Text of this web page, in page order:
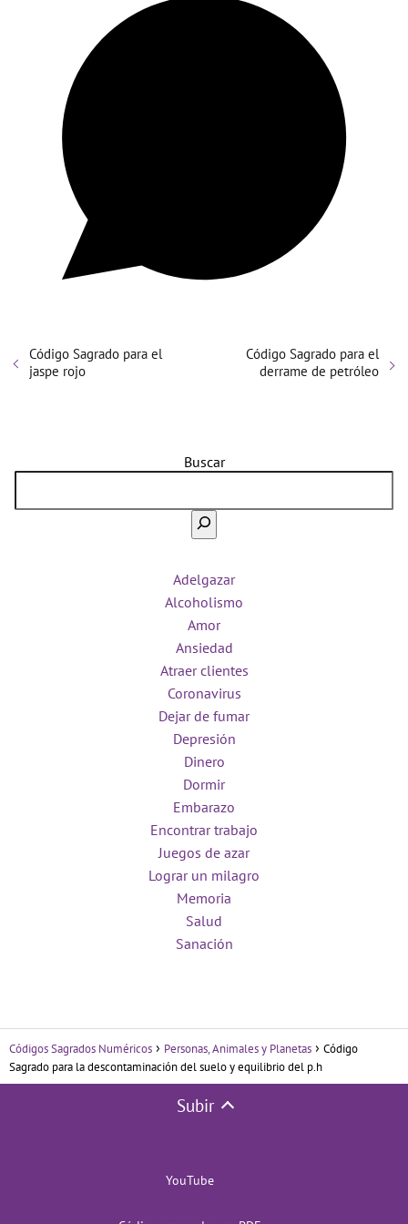
Código Sagrado para el
jaspe rojo
Código Sagrado para el
derrame de petróleo
Buscar
Adelgazar
Alcoholismo
Amor
Ansiedad
Atraer clientes
Coronavirus
Dejar de fumar
Depresión
Dinero
Dormir
Embarazo
Encontrar trabajo
Juegos de azar
Lograr un milagro
Memoria
Salud
Sanación
Códigos Sagrados Numéricos Personas, Animales y Planetas
Código
Sagrado para la descontaminación del suelo y equilibrio del p.h
Subir
YouTube